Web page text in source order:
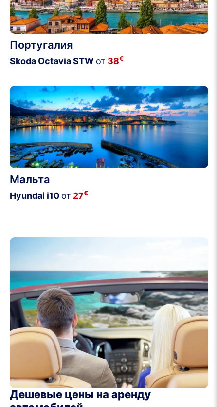
Португалия
Skoda Octavia STW от 38€
Мальта
Hyundai i10 от 27€
Дешевые цены на аренду